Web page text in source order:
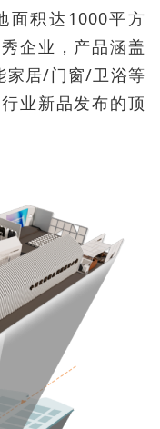
面积达1000平方
企业，产品涵盖
居/门窗/卫浴等
业新品发布的顶